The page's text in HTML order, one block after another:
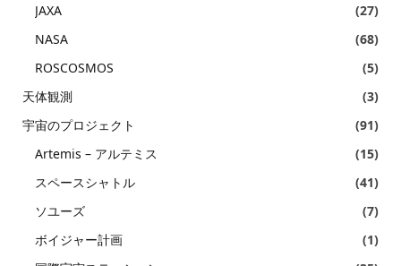
JAXA
(27)
NASA
(68)
ROSCOSMOS
(5)
天体観測
(3)
宇宙のプロジェクト
(91)
Artemis – アルテミス
(15)
スペースシャトル
(41)
ソユーズ
(7)
ボイジャー計画
(1)